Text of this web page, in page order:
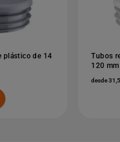
plástico de 14
Tubos
120
desde